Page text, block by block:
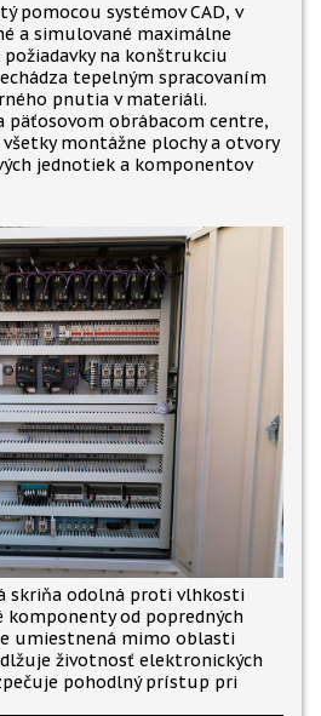
pomocou systémov CAD, v
a simulované maximálne
na konštrukciu
tepelným spracovaním
pnutia v materiáli.
päťosovom obrábacom centre,
montážne plochy a otvory
jednotiek a komponentov
skriňa odolná proti vlhkosti
od popredných
umiestnená mimo oblasti
životnosť elektronických
pohodlný prístup pri